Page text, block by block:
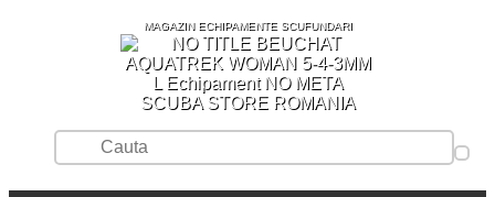
MAGAZIN ECHIPAMENTE SCUFUNDARI
SCUBA STORE ROMANIA